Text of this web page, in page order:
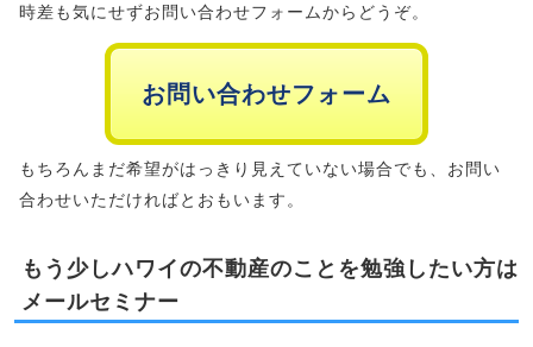
時差も気にせずお問い合わせフォームからどうぞ。
お問い合わせフォーム
もちろんまだ希望がはっきり見えていない場合でも、お問い
合わせいただければとおもいます。
もう少しハワイの不動産のことを勉強したい方は
メールセミナー